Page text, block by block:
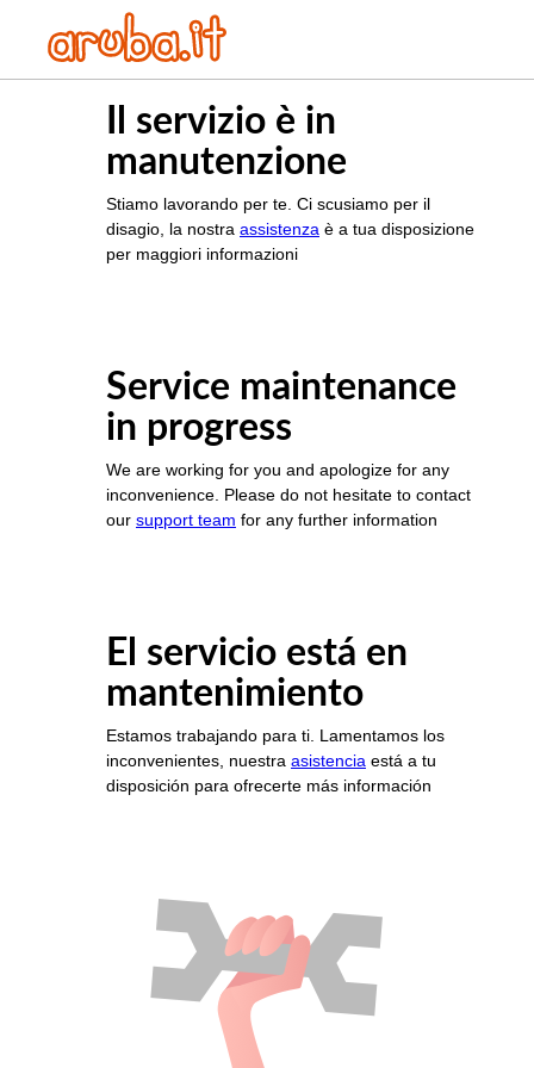
Il servizio è in
manutenzione
Stiamo lavorando per te. Ci scusiamo per il
disagio, la nostra assistenza è a tua disposizione
per maggiori informazioni
Service maintenance
in progress
We are working for you and apologize for any
inconvenience. Please do not hesitate to contact
our support team for any further information
El servicio está en
mantenimiento
Estamos trabajando para ti. Lamentamos los
inconvenientes, nuestra asistencia está a tu
disposición para ofrecerte más información